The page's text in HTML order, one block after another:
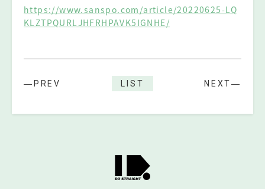
https://www.sanspo.com/article/20220625-LQ
KLZTPQURLJHFRHPAVK5IGNHE/
―PREV LIST NEXT―